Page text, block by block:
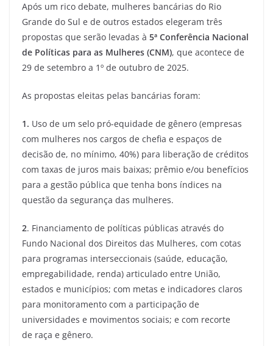
Após um rico debate, mulheres bancárias do Rio
Grande do Sul e de outros estados elegeram três
propostas que serão levadas à 5ª Conferência Nacional
de Políticas para as Mulheres (CNM), que acontece de
29 de setembro a 1º de outubro de 2025.
As propostas eleitas pelas bancárias foram:
1. Uso de um selo pró-equidade de gênero (empresas
com mulheres nos cargos de chefia e espaços de
decisão de, no mínimo, 40%) para liberação de créditos
com taxas de juros mais baixas; prêmio e/ou benefícios
para a gestão pública que tenha bons índices na
questão da segurança das mulheres.
2. Financiamento de políticas públicas através do
Fundo Nacional dos Direitos das Mulheres, com cotas
para programas interseccionais (saúde, educação,
empregabilidade, renda) articulado entre União,
estados e municípios; com metas e indicadores claros
para monitoramento com a participação de
universidades e movimentos sociais; e com recorte
de raça e gênero.